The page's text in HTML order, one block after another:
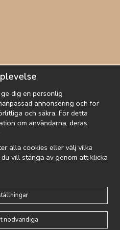
specialerbjudanden och
användas till våra nyhetsbrev.
Integritetspolicy
dig en personlig
annonsering och för
och säkra. För detta
om användarna, deras
alla cookies eller välj vilka
vill stänga av genom att klicka
nödvändiga